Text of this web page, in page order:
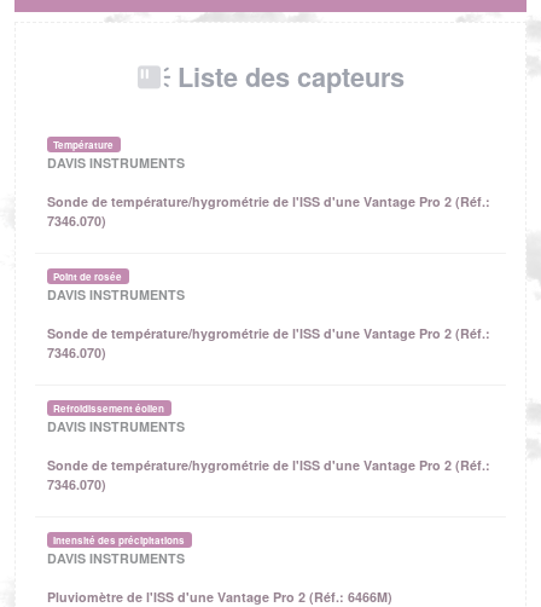
Liste des capteurs
Température
DAVIS INSTRUMENTS
Sonde de température/hygrométrie de l'ISS d'une Vantage Pro 2 (Réf.:
7346.070)
Point de rosée
DAVIS INSTRUMENTS
Sonde de température/hygrométrie de l'ISS d'une Vantage Pro 2 (Réf.:
7346.070)
Refroidissement éolien
DAVIS INSTRUMENTS
Sonde de température/hygrométrie de l'ISS d'une Vantage Pro 2 (Réf.:
7346.070)
Intensité des précipitations
DAVIS INSTRUMENTS
Pluviomètre de l'ISS d'une Vantage Pro 2 (Réf.: 6466M)